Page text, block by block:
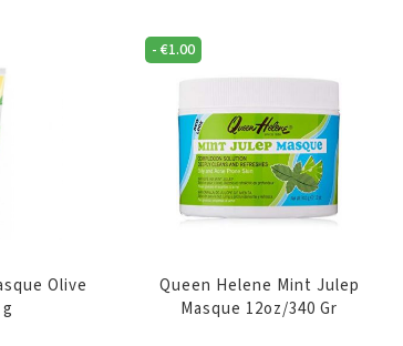
g
aantal
Olive
- €1.00
Queen Helene Mint Julep
Masque 12oz/340 Gr